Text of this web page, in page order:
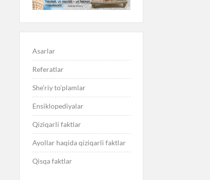
Asarlar
Referatlar
She’riy to’plamlar
Ensiklopediyalar
Qiziqarli faktlar
Ayollar haqida qiziqarli faktlar
Qisqa faktlar